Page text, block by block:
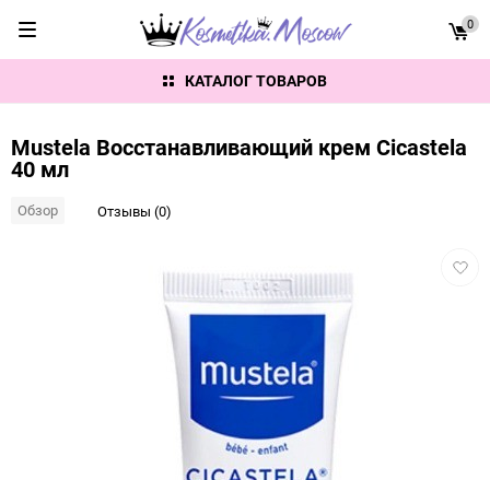
КАТАЛОГ ТОВАРОВ
0
Mustela Восстанавливающий крем Cicastela
40 мл
Обзор Отзывы (0)